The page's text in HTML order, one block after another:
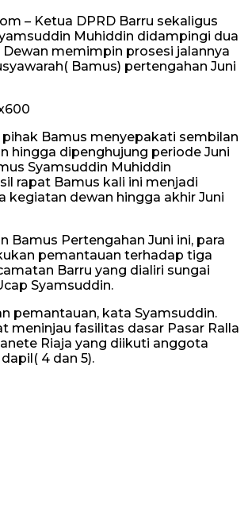
– Ketua DPRD Barru sekaligus
Muhiddin didampingi dua
memimpin prosesi jalannya
Bamus) pertengahan Juni
pihak Bamus menyepakati sembilan
hingga dipenghujung periode Juni
Syamsuddin Muhiddin
rapat Bamus kali ini menjadi
kegiatan dewan hingga akhir Juni
Bamus Pertengahan Juni ini, para
pemantauan terhadap tiga
Barru yang dialiri sungai
Syamsuddin.
pemantauan, kata Syamsuddin.
meninjau fasilitas dasar Pasar Ralla
Riaja yang diikuti anggota
4 dan 5).